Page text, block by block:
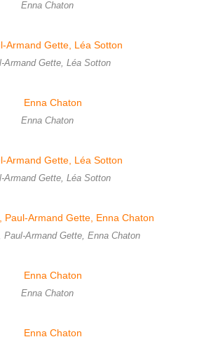
Enna Chaton
Armand Gette, Léa Sotton
Enna Chaton
Armand Gette, Léa Sotton
Paul-Armand Gette, Enna Chaton
Enna Chaton